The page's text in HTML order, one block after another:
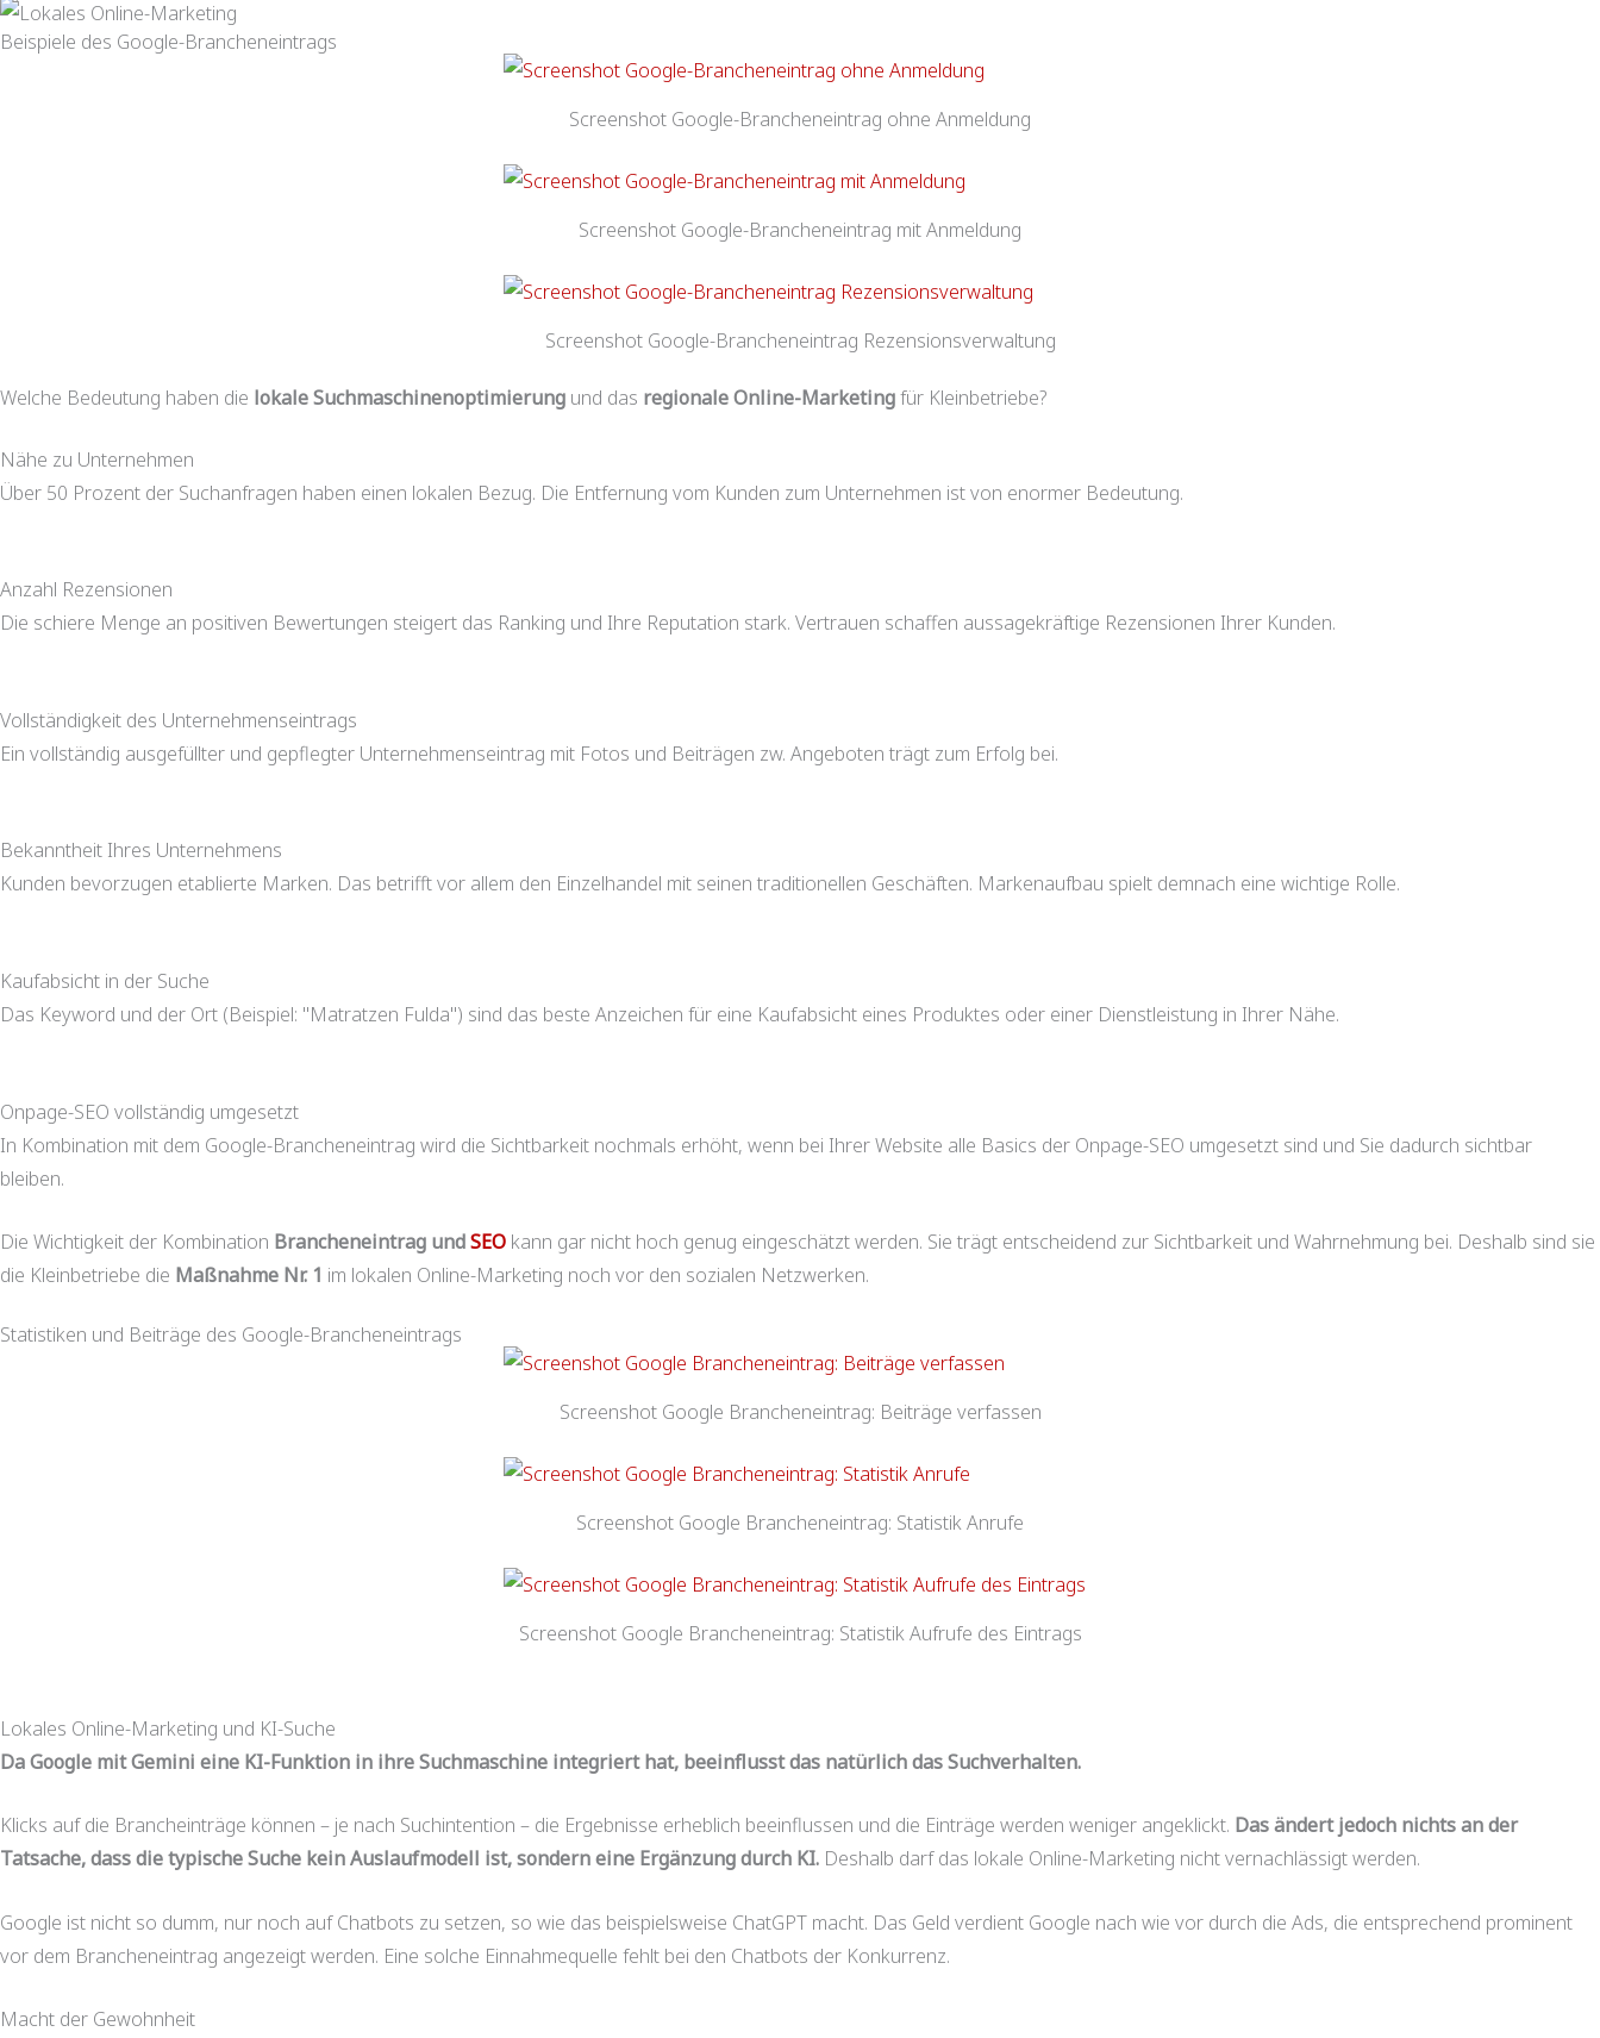
Beispiele des Google-Brancheneintrags
Screenshot Google-Branchen­eintrag ohne Anmeldung
Screenshot Google-Branchen­eintrag mit Anmeldung
Screenshot Google-Branchen­eintrag Rezensionsverwaltung
Welche Bedeutung haben die lokale Suchmaschinenoptimierung und das regionale Online-Marketingfür Kleinbetriebe?
Nähe zu Unternehmen
Über 50 Prozent der Suchanfragen haben einen lokalen Bezug. Die Entfernung vom Kunden zum Unternehmen ist von enormer Bedeutung.
Anzahl Rezensionen
Die schiere Menge an positiven Bewertungen steigert das Ranking und Ihre Reputation stark. Vertrauen schaffen aussagekräftige Rezensionen Ihrer Kunden.
Vollständigkeit des Unternehmenseintrags
Ein vollständig ausgefüllter und gepflegter Unternehmenseintrag mit Fotos und Beiträgen zw. Angeboten trägt zum Erfolg bei.
Bekanntheit Ihres Unternehmens
Kunden bevorzugen etablierte Marken. Das betrifft vor allem den Einzelhandel mit seinen traditionellen Geschäften. Markenaufbau spielt demnach eine wichtige Rolle.
Kaufabsicht in der Suche
Das Keyword und der Ort (Beispiel: "Matratzen Fulda") sind das beste Anzeichen für eine Kaufabsicht eines Produktes oder einer Dienstleistung in Ihrer Nähe.
Onpage-SEO vollständig umgesetzt
In Kombination mit dem Google-Brancheneintrag wird die Sichtbarkeit nochmals erhöht, wenn bei Ihrer Website alle Basics der Onpage-SEO umgesetzt sind und Sie dadurch sichtbar
bleiben.
Die Wichtigkeit der Kombination Brancheneintrag undSEO kann gar nicht hoch genug eingeschätzt werden. Sie trägt entscheidend zur Sichtbarkeit und Wahrnehmung bei. Deshalb sind sie
die Kleinbetriebe die Maßnahme Nr. 1 im lokalen Online-Marketing noch vor den sozialen Netzwerken.
Statistiken und Beiträge des Google-Brancheneintrags
Screenshot Google Brancheneintrag: Beiträge verfassen
Screenshot Google Brancheneintrag: Statistik Anrufe
Screenshot Google Brancheneintrag: Statistik Aufrufe des Eintrags
Lokales Online-Marketing und KI-Suche
Da Google mit Gemini eine KI-Funktion in ihre Suchmaschine integriert hat, beeinflusst das natürlich das Suchverhalten.
Klicks auf die Brancheinträge können – je nach Suchintention – die Ergebnisse erheblich beeinflussen und die Einträge werden weniger angeklickt. Das ändert jedoch nichts an der
Tatsache, dass die typische Suche kein Auslaufmodell ist, sondern eine Ergänzung durch KI. Deshalb darf das lokale Online-Marketing nicht vernachlässigt werden.
Google ist nicht so dumm, nur noch auf Chatbots zu setzen, so wie das beispielsweise ChatGPT macht. Das Geld verdient Google nach wie vor durch die Ads, die entsprechend prominent
vor dem Brancheneintrag angezeigt werden. Eine solche Einnahmequelle fehlt bei den Chatbots der Konkurrenz.
Macht der Gewohnheit